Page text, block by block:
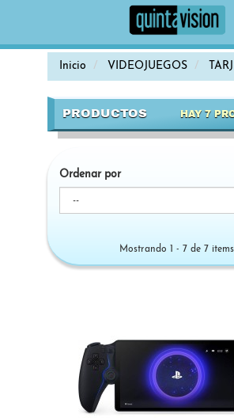
Inicio VIDEOJUEGOS
PRODUCTOS HAY 7
Ordenar por
Mostrando 1 - 7 de 7 items